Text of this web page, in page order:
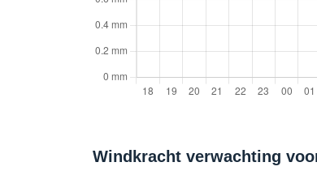
Windkracht verwachting